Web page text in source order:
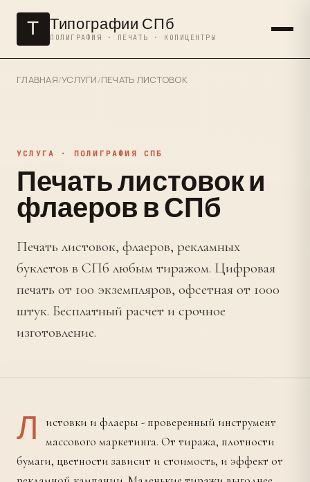
Т Типографии СПб
ПОЛИГРАФИЯ · ПЕЧАТЬ · КОПИЦЕНТРЫ
ГЛАВНАЯ/УСЛУГИ/ПЕЧАТЬ ЛИСТОВОК
УСЛУГА · ПОЛИГРАФИЯ СПБ
Печать листовок и
флаеров в СПб
Печать листовок, флаеров, рекламных
буклетов в СПб любым тиражом. Цифровая
печать от 100 экземпляров, офсетная от 1000
штук. Бесплатный расчет и срочное
изготовление.
Л
истовки и флаеры - проверенный инструмент
массового маркетинга. От тиража, плотности
бумаги, цветности зависит и стоимость, и эффект от